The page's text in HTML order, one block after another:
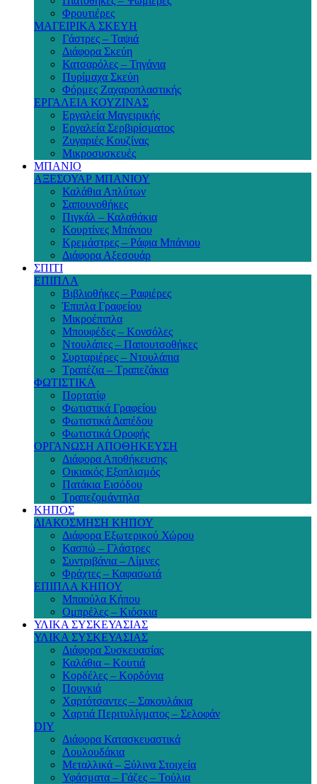
Φρουτιέρες
ΜΑΓΕΙΡΙΚΑ ΣΚΕΥΗ
Γάστρες – Ταψιά
Διάφορα Σκεύη
Κατσαρόλες – Τηγάνια
Πυρίμαχα Σκεύη
Φόρμες Ζαχαροπλαστικής
ΕΡΓΑΛΕΙΑ ΚΟΥΖΙΝΑΣ
Εργαλεία Μαγειρικής
Εργαλεία Σερβιρίσματος
Ζυγαριές Κουζίνας
Μικροσυσκευές
ΜΠΑΝΙΟ
ΑΞΕΣΟΥΑΡ ΜΠΑΝΙΟΥ
Καλάθια Απλύτων
Σαπουνοθήκες
Πιγκάλ – Καλαθάκια
Κουρτίνες Μπάνιου
Κρεμάστρες – Ράφια Μπάνιου
Διάφορα Αξεσουάρ
ΣΠΙΤΙ
ΕΠΙΠΛΑ
Βιβλιοθήκες – Ραφιέρες
Έπιπλα Γραφείου
Μικροέπιπλα
Μπουφέδες – Κονσόλες
Ντουλάπες – Παπουτσοθήκες
Συρταριέρες – Ντουλάπια
Τραπέζια – Τραπεζάκια
ΦΩΤΙΣΤΙΚΑ
Πορτατίφ
Φωτιστικά Γραφείου
Φωτιστικά Δαπέδου
Φωτιστικά Οροφής
ΟΡΓΑΝΩΣΗ ΑΠΟΘΗΚΕΥΣΗ
Διάφορα Αποθήκευσης
Οικιακός Εξοπλισμός
Πατάκια Εισόδου
Τραπεζομάντηλα
ΚΗΠΟΣ
ΔΙΑΚΟΣΜΗΣΗ ΚΗΠΟΥ
Διάφορα Εξωτερικού Χώρου
Κασπώ – Γλάστρες
Συντριβάνια – Λίμνες
Φράχτες – Καφασωτά
ΕΠΙΠΛΑ ΚΗΠΟΥ
Μπαούλα Κήπου
Ομπρέλες – Κιόσκια
ΥΛΙΚΑ ΣΥΣΚΕΥΑΣΙΑΣ
ΥΛΙΚΑ ΣΥΣΚΕΥΑΣΙΑΣ
Διάφορα Συσκευασίας
Καλάθια – Κουτιά
Κορδέλες – Κορδόνια
Πουγκιά
Χαρτότσαντες – Σακουλάκια
Χαρτιά Περιτυλίγματος – Σελοφάν
DIY
Διάφορα Κατασκευαστικά
Λουλουδάκια
Μεταλλικά – Ξύλινα Στοιχεία
Υφάσματα – Γάζες – Τούλια